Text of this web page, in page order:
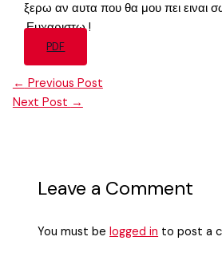
ξερω αν αυτα που θα μου πει ειναι
.Ευχαριστω !
PDF
← Previous Post
Next Post →
Leave a Comment
You must belogged in to post a